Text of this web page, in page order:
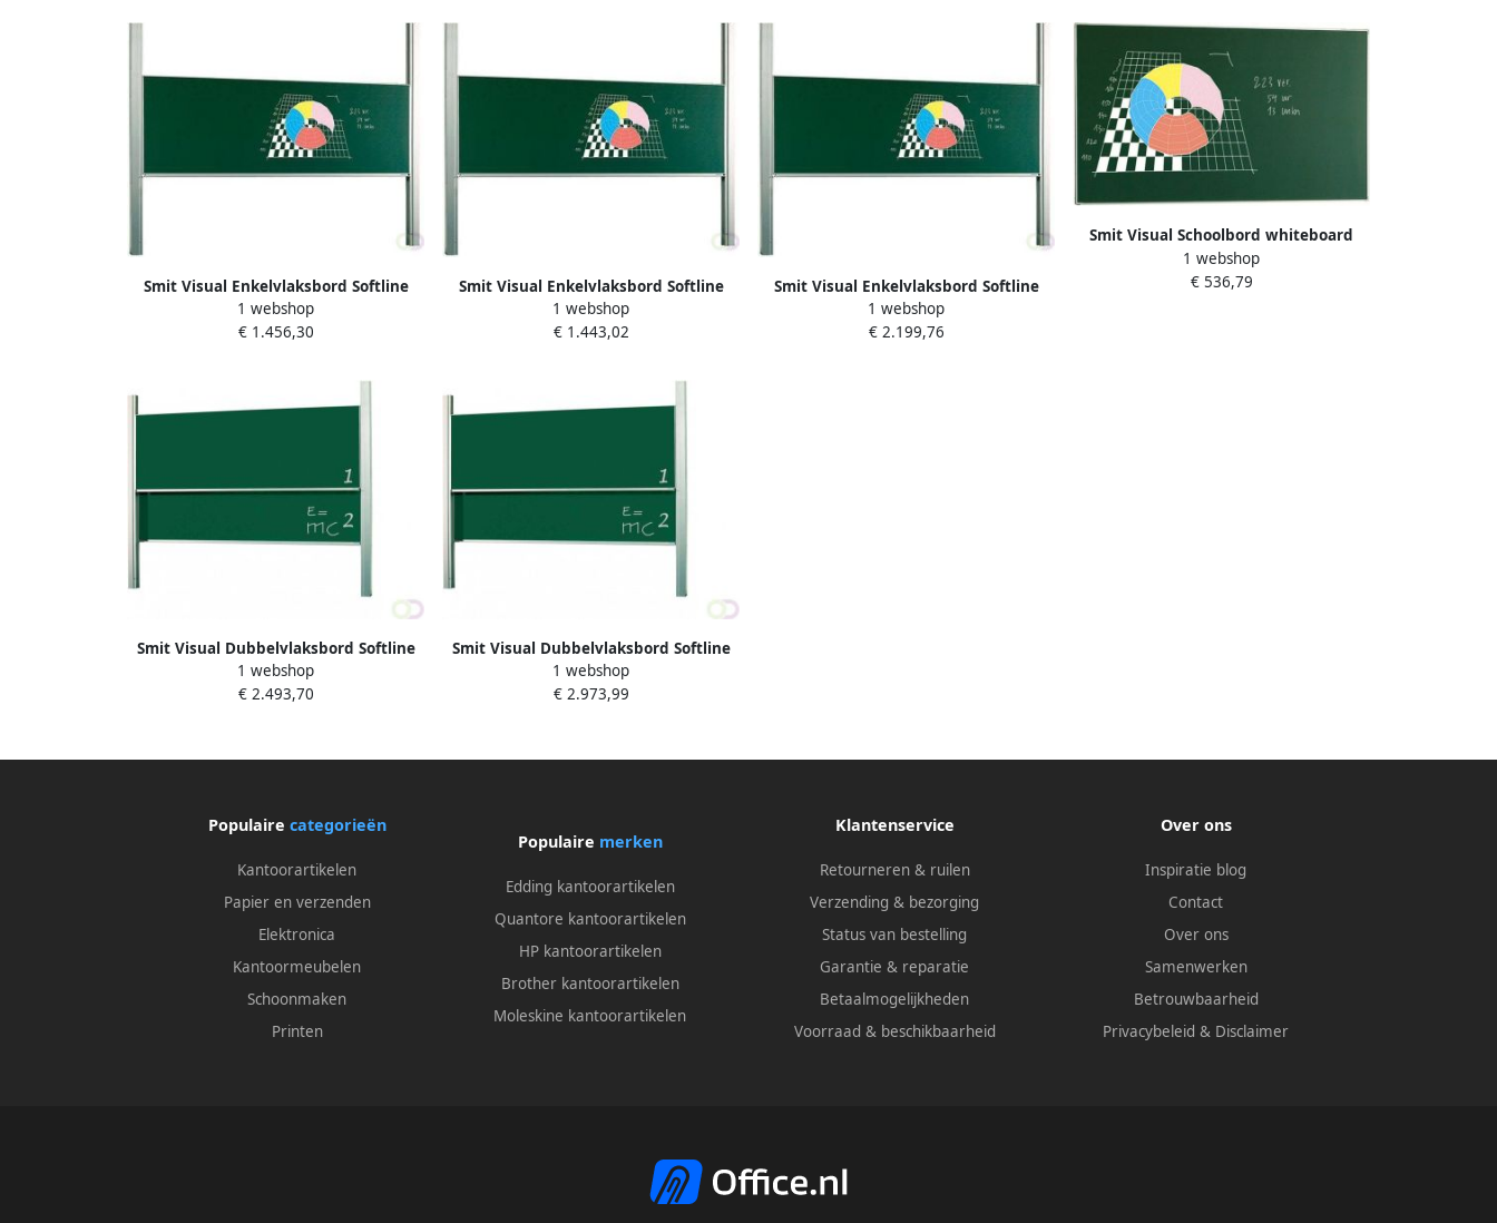
Smit Visual Enkelvlaksbord Softline
profiel 19mm hoogteverstelbaar
kolommen email groen
1 webshop
€ 1.456,30
Smit Visual Enkelvlaksbord Softline
profiel 19mm hoogteverstelbaar
kolommen email groen
1 webshop
€ 1.443,02
Smit Visual Enkelvlaksbord Softline
profiel 19mm hoogteverstelbaar
kolommen email groen
1 webshop
€ 2.199,76
Smit Visual Schoolbord whiteboard
emailstaal Groen 120x200 cm
1 webshop
€ 536,79
Smit Visual Dubbelvlaksbord Softline
profiel 19mm hoogteverstelbaar
kolommen email groen
1 webshop
€ 2.493,70
Smit Visual Dubbelvlaksbord Softline
profiel 19mm hoogteverstelbaar
kolommen email groen
1 webshop
€ 2.973,99
Populaire categorieën
Kantoorartikelen
Papier en verzenden
Elektronica
Kantoormeubelen
Schoonmaken
Printen
Populaire merken
Edding kantoorartikelen
Quantore kantoorartikelen
HP kantoorartikelen
Brother kantoorartikelen
Moleskine kantoorartikelen
Klantenservice
Retourneren & ruilen
Verzending & bezorging
Status van bestelling
Garantie & reparatie
Betaalmogelijkheden
Voorraad & beschikbaarheid
Over ons
Inspiratie blog
Contact
Over ons
Samenwerken
Betrouwbaarheid
Privacybeleid & Disclaimer